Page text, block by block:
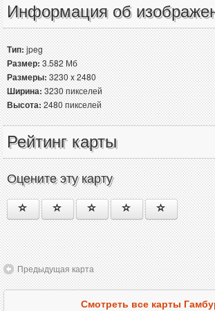
Информация об
Тип:jpeg
Размер:3.582 Мб
Размеры:3230 x 2480
Ширина:3230 пикселей
Высота:2480 пикселей
Рейтинг карты
Оцените эту карту
Предыдущая карта
Смотреть все карты